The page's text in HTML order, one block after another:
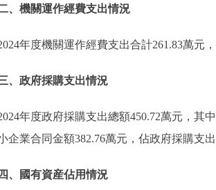
、機關運作經費支出情況
年度機關運作經費支出合計261.83萬元
、政府採購支出情況
年度政府採購支出總額450.72萬元，其
企業合同金額382.76萬元，佔政府採購支
四、國有資産佔用情況